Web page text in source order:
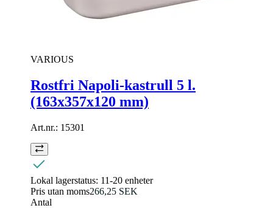
VARIOUS
Rostfri Napoli-kastrull 5 l.
(163x357x120 mm)
Art.nr.: 15301
Lokal lagerstatus: 11-20 enheter
Pris utan moms266,25 SEK
Antal